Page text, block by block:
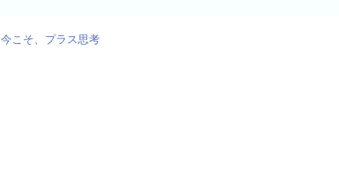
今こそ、プラス思考